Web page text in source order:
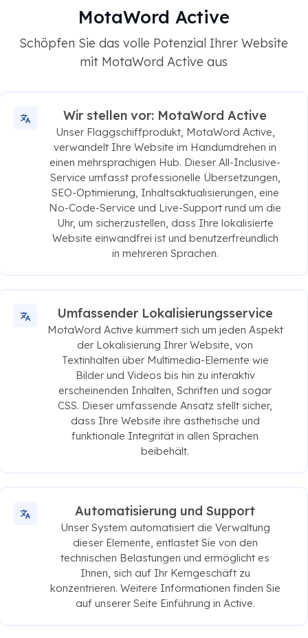
MotaWord Active
Schöpfen Sie das volle Potenzial Ihrer Website
mit MotaWord Active aus
Wir stellen vor: MotaWord Active
Unser Flaggschiffprodukt, MotaWord Active,
verwandelt Ihre Website im Handumdrehen in
einen mehrsprachigen Hub. Dieser All-Inclusive-
Service umfasst professionelle Übersetzungen,
SEO-Optimierung, Inhaltsaktualisierungen, eine
No-Code-Service und Live-Support rund um die
Uhr, um sicherzustellen, dass Ihre lokalisierte
Website einwandfrei ist und benutzerfreundlich
in mehreren Sprachen.
Umfassender Lokalisierungsservice
MotaWord Active kümmert sich um jeden Aspekt
der Lokalisierung Ihrer Website, von
Textinhalten über Multimedia-Elemente wie
Bilder und Videos bis hin zu interaktiv
erscheinenden Inhalten, Schriften und sogar
CSS. Dieser umfassende Ansatz stellt sicher,
dass Ihre Website ihre ästhetische und
funktionale Integrität in allen Sprachen
beibehält.
Automatisierung und Support
Unser System automatisiert die Verwaltung
dieser Elemente, entlastet Sie von den
technischen Belastungen und ermöglicht es
Ihnen, sich auf Ihr Kerngeschäft zu
konzentrieren. Weitere Informationen finden Sie
auf unserer Seite Einführung in Active.